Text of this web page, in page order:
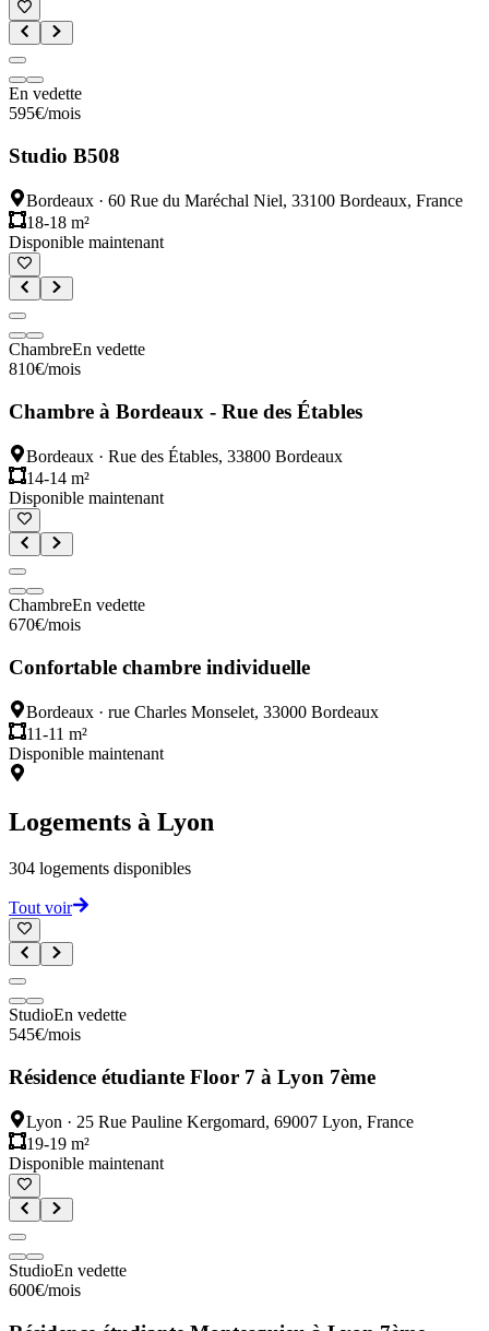
En vedette
595€/mois
Studio B508
Bordeaux · 60 Rue du Maréchal Niel, 33100 Bordeaux, France
18-18 m²
Disponible maintenant
ChambreEn vedette
810€/mois
Chambre à Bordeaux - Rue des Étables
Bordeaux · Rue des Étables, 33800 Bordeaux
14-14 m²
Disponible maintenant
ChambreEn vedette
670€/mois
Confortable chambre individuelle
Bordeaux · rue Charles Monselet, 33000 Bordeaux
11-11 m²
Disponible maintenant
Logements à Lyon
304 logements disponibles
Tout voir
StudioEn vedette
545€/mois
Résidence étudiante Floor 7 à Lyon 7ème
Lyon · 25 Rue Pauline Kergomard, 69007 Lyon, France
19-19 m²
Disponible maintenant
StudioEn vedette
600€/mois